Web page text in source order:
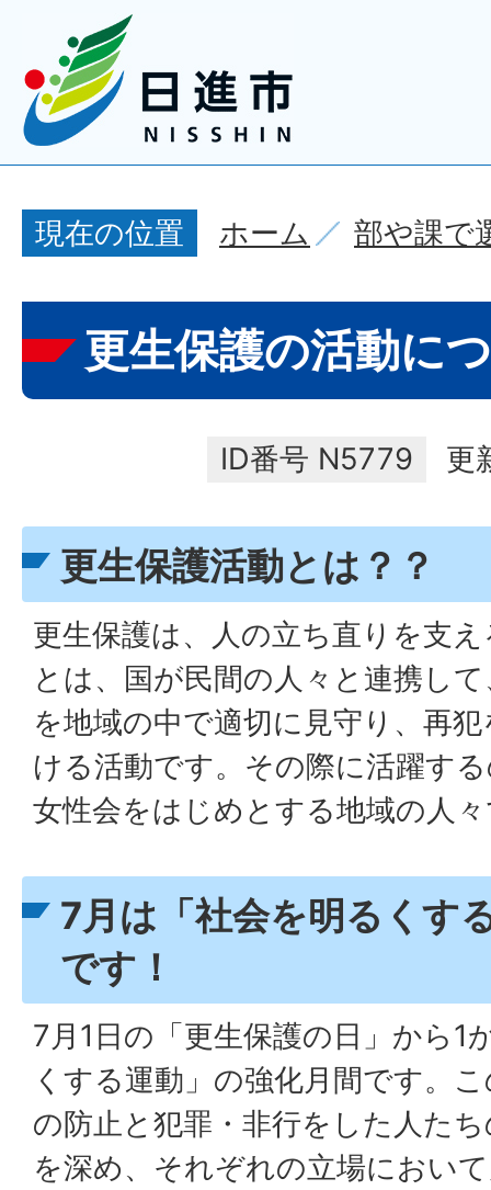
現在の位置 ホーム 部や課で
更生保護の活動に
ID番号 N5779 更
更生保護活動とは？？
更生保護は、人の立ち直りを支
とは、国が民間の人々と連携し
を地域の中で適切に見守り、再
ける活動です。その際に活躍す
女性会をはじめとする地域の人
7月は「社会を明るくす
です！
7月1日の「更生保護の日」から1
くする運動」の強化月間です。
の防止と犯罪・非行をした人た
を深め、それぞれの立場におい